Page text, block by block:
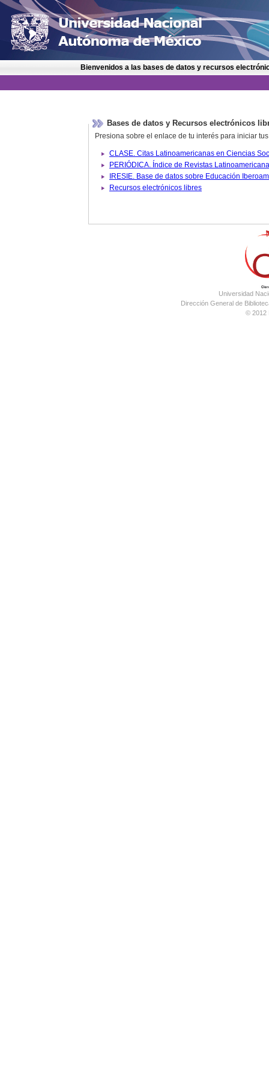
Bienvenidos a las bases de datos y recursos
Bases de datos y Recursos electrónicos
Presiona sobre el enlace de tu interés para iniciar
IRESIE. Base de datos
Recursos electrónicos libres
Universidad
Dirección General de
© 2012